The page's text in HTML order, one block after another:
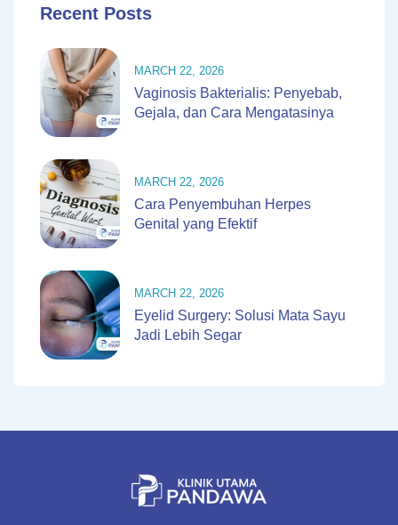
Recent Posts
MARCH 22, 2026
Vaginosis Bakterialis: Penyebab,
Gejala, dan Cara Mengatasinya
MARCH 22, 2026
Cara Penyembuhan Herpes
Genital yang Efektif
MARCH 22, 2026
Eyelid Surgery: Solusi Mata Sayu
Jadi Lebih Segar